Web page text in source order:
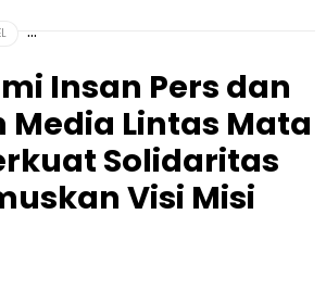
Insan Pers dan
Media Lintas Mata
Solidaritas
Visi Misi